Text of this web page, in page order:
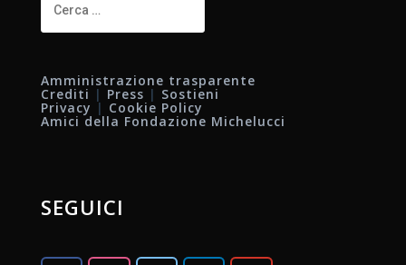
per:
Amministrazione trasparente
Crediti | Press | Sostieni
Privacy | Cookie Policy
Amici della Fondazione Michelucci
SEGUICI